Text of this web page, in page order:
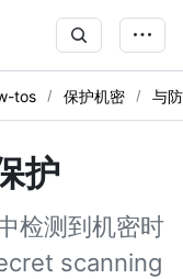
tos 保护机密 与
护
检测到机密时
scanning